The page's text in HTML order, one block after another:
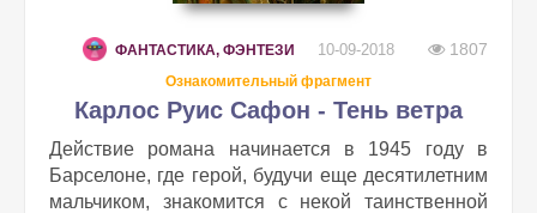
ФАНТАСТИКА, ФЭНТЕЗИ 10-09-2018 1807
Ознакомительный фрагмент
Карлос Руис Сафон - Тень ветра
Действие романа начинается в 1945 году в
Барселоне, где герой, будучи еще десятилетним
мальчиком, знакомится с некой таинственной